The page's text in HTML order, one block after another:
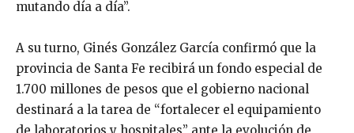
mutando día a día”.
A su turno, Ginés González García confirmó que la
provincia de Santa Fe recibirá un fondo especial de
1.700 millones de pesos que el gobierno nacional
destinará a la tarea de “fortalecer el equipamiento